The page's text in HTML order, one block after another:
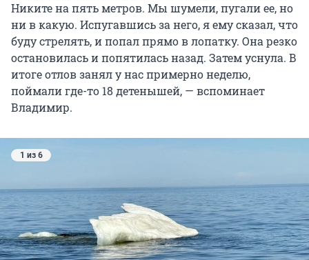
Никите на пять метров. Мы шумели, пугали ее, но
ни в какую. Испугавшись за него, я ему сказал, что
буду стрелять, и попал прямо в лопатку. Она резко
остановилась и попятилась назад. Затем уснула. В
итоге отлов занял у нас примерно неделю,
поймали где-то 18 детенышей, — вспоминает
Владимир.
1 из 6